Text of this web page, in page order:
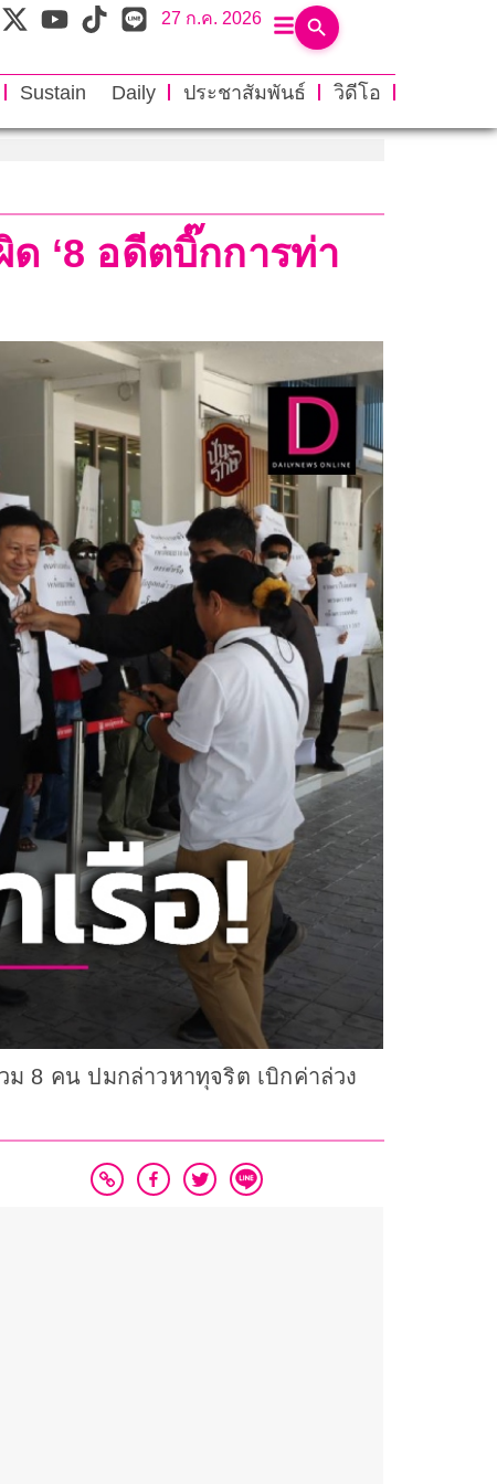
27 ก.ค. 2026
Sustain Daily ประชาสัมพันธ์
วิดีโอ
‘8 อดีตบิ๊กการท่า
8 คน ปมกล่าวหาทุจริต เบิกค่าล่วง